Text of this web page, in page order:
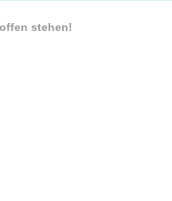
stehen!